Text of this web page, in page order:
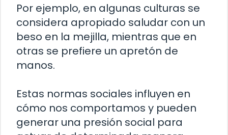
Por ejemplo, en algunas culturas se
considera apropiado saludar con un
beso en la mejilla, mientras que en
otras se prefiere un apretón de
manos.
Estas normas sociales influyen en
cómo nos comportamos y pueden
generar una presión social para